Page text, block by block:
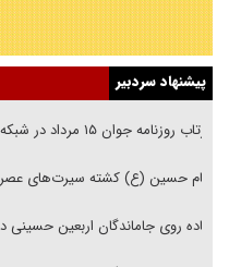
پیشنهاد سردبیر
بازتاب روزنامه جوان ۱۵ مرداد در شبکه خبر
امام حسین (ع) کشته سیرت‌های
پیاده روی جاماندگان اربعین حسینی